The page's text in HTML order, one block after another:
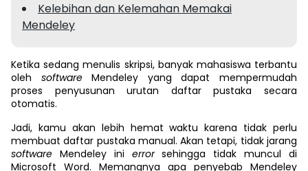
Kelebihan dan Kelemahan Memakai
Mendeley
Ketika sedang menulis skripsi, banyak mahasiswa terbantu
oleh softwareMendeley yang dapat mempermudah
proses penyusunan urutan daftar pustaka secara
otomatis.
Jadi, kamu akan lebih hemat waktu karena tidak perlu
membuat daftar pustaka manual. Akan tetapi, tidak jarang
software Mendeley ini errorsehingga tidak muncul di
Microsoft Word. Memangnya apa penyebab Mendeley